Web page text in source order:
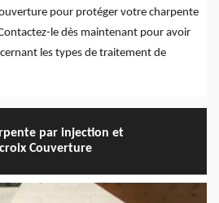
pour protéger votre charpente
le dès maintenant pour avoir
les types de traitement de
par injection et
Couverture